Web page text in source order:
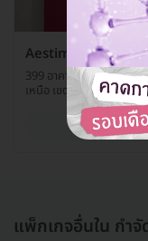
Aestima Clinic (เอส
399 อาคารอินเตอร์เชนจ์
เหนือ เขตวัฒนา กรุงเทพม
แพ็กเกจอื่นใน กำจั